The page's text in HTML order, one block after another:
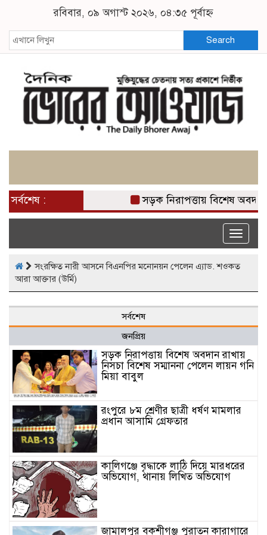
রবিবার, ০৯ অগাস্ট ২০২৬, ০৪:৩৫ পূর্বাহ্ন
Search
সর্বশেষ : সড়ক নিরাপত্তায় বিশেষ অবদান
Toggle
সংরক্ষিত নারী আসনে বিএনপির মনোনয়ন পেলেন এ্যাড. শওকত
আরা আক্তার (উর্মি)
সর্বশেষ
জনপ্রিয়
সড়ক নিরাপত্তায় বিশেষ অবদান রাখায়
নিসচা বিশেষ সম্মাননা পেলেন লায়ন গনি
মিয়া বাবুল
রংপুরে ৮ম শ্রেণীর ছাত্রী ধর্ষণ মামলার
প্রধান আসামি গ্রেফতার
কালিগঞ্জে বৃদ্ধাকে লাঠি দিয়ে মারধরের
অভিযোগ, থানায় লিখিত অভিযোগ
জামালপুর বকশীগঞ্জ পুরাতন কারাগারে